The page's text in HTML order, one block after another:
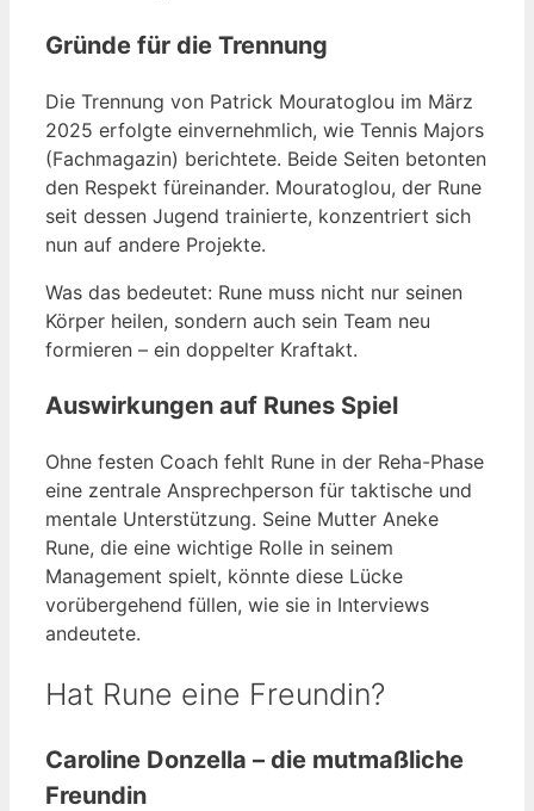
Gründe für die Trennung
Die Trennung von Patrick Mouratoglou im März
2025 erfolgte einvernehmlich, wie Tennis Majors
(Fachmagazin) berichtete. Beide Seiten betonten
den Respekt füreinander. Mouratoglou, der Rune
seit dessen Jugend trainierte, konzentriert sich
nun auf andere Projekte.
Was das bedeutet: Rune muss nicht nur seinen
Körper heilen, sondern auch sein Team neu
formieren – ein doppelter Kraftakt.
Auswirkungen auf Runes Spiel
Ohne festen Coach fehlt Rune in der Reha-Phase
eine zentrale Ansprechperson für taktische und
mentale Unterstützung. Seine Mutter Aneke
Rune, die eine wichtige Rolle in seinem
Management spielt, könnte diese Lücke
vorübergehend füllen, wie sie in Interviews
andeutete.
Hat Rune eine Freundin?
Caroline Donzella – die mutmaßliche
Freundin